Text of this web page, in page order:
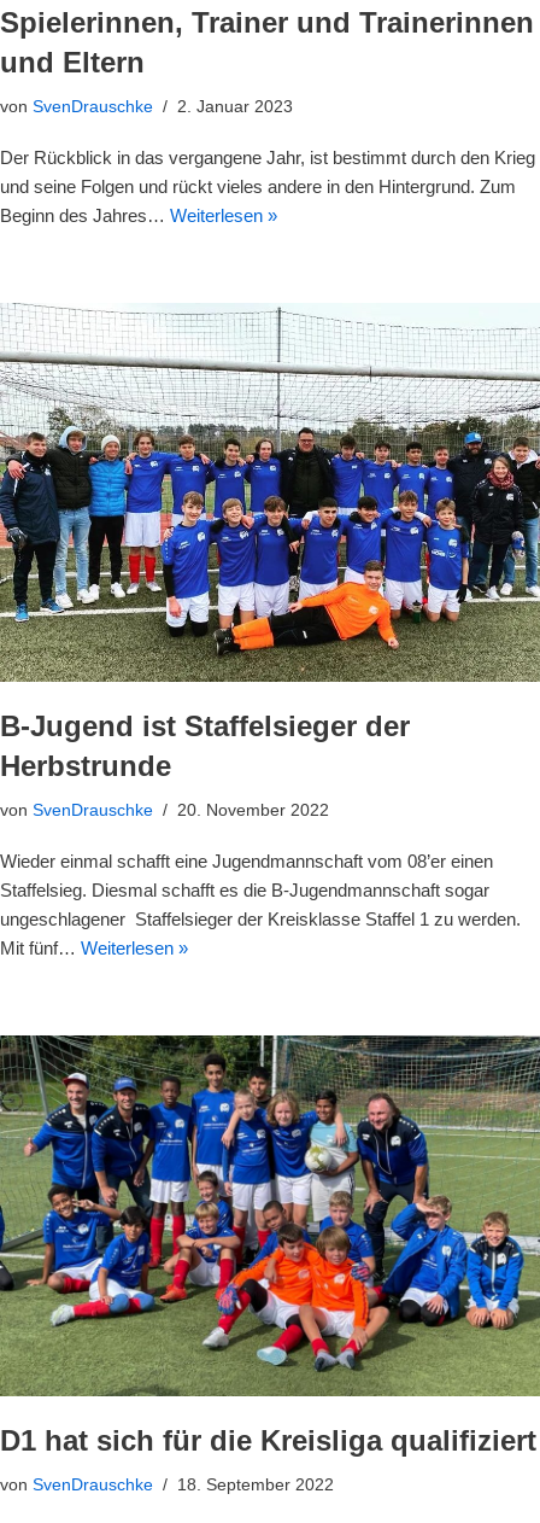
Spielerinnen, Trainer und Trainerinnen
und Eltern
von SvenDrauschke 2. Januar 2023
Der Rückblick in das vergangene Jahr, ist bestimmt durch den Krieg
und seine Folgen und rückt vieles andere in den Hintergrund. Zum
Beginn des Jahres… Weiterlesen »
B-Jugend ist Staffelsieger der
Herbstrunde
von SvenDrauschke 20. November 2022
Wieder einmal schafft eine Jugendmannschaft vom 08’er einen
Staffelsieg. Diesmal schafft es die B-Jugendmannschaft sogar
ungeschlagener Staffelsieger der Kreisklasse Staffel 1 zu werden.
Mit fünf… Weiterlesen »
D1 hat sich für die Kreisliga qualifiziert
von SvenDrauschke 18. September 2022